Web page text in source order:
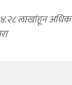
लाखांहून अधिक